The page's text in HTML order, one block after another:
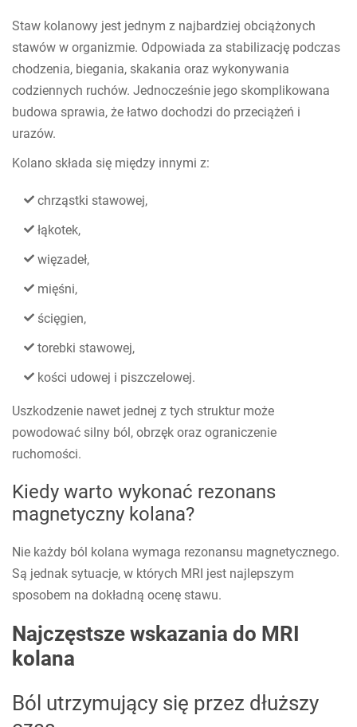
Staw kolanowy jest jednym z najbardziej obciążonych
stawów w organizmie. Odpowiada za stabilizację podczas
chodzenia, biegania, skakania oraz wykonywania
codziennych ruchów. Jednocześnie jego skomplikowana
budowa sprawia, że łatwo dochodzi do przeciążeń i
urazów.
Kolano składa się między innymi z:
chrząstki stawowej,
łąkotek,
więzadeł,
mięśni,
ścięgien,
torebki stawowej,
kości udowej i piszczelowej.
Uszkodzenie nawet jednej z tych struktur może
powodować silny ból, obrzęk oraz ograniczenie
ruchomości.
Kiedy warto wykonać rezonans
magnetyczny kolana?
Nie każdy ból kolana wymaga rezonansu magnetycznego.
Są jednak sytuacje, w których MRI jest najlepszym
sposobem na dokładną ocenę stawu.
Najczęstsze wskazania do MRI
kolana
Ból utrzymujący się przez dłuższy